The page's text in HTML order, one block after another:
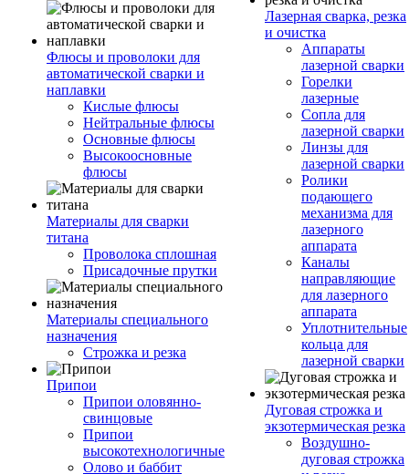
Флюсы и проволоки для
автоматической сварки и
наплавки
Кислые флюсы
Нейтральные флюсы
Основные флюсы
Высокоосновные
флюсы
Материалы для сварки
титана
Проволока сплошная
Присадочные прутки
Материалы специального
назначения
Строжка и резка
Припои
Припои оловянно-
свинцовые
Припои
высокотехнологичные
Олово и баббит
Лазерная сварка, резка
и очистка
Аппараты
лазерной сварки
Горелки
лазерные
Сопла для
лазерной сварки
Линзы для
лазерной сварки
Ролики
подающего
механизма для
лазерного
аппарата
Каналы
направляющие
для лазерного
аппарата
Уплотнительные
кольца для
лазерной сварки
Дуговая строжка и
экзотермическая резка
Воздушно-
дуговая строжка